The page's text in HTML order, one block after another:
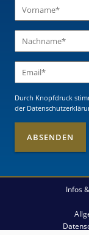
Durch Knopfdruck
der
Infos